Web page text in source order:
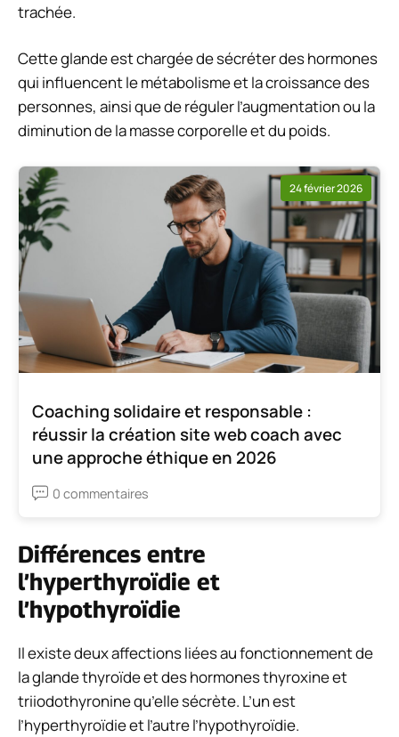
trachée.
Cette glande est chargée de sécréter des hormones
qui influencent le métabolisme et la croissance des
personnes, ainsi que de réguler l’augmentation ou la
diminution de la masse corporelle et du poids.
24 février 2026
Coaching solidaire et responsable :
réussir la création site web coach avec
une approche éthique en 2026
0 commentaires
Différences entre
l’hyperthyroïdie et
l’hypothyroïdie
Il existe deux affections liées au fonctionnement de
la glande thyroïde et des hormones thyroxine et
triiodothyronine qu’elle sécrète. L’un est
l’hyperthyroïdie et l’autre l’hypothyroïdie.